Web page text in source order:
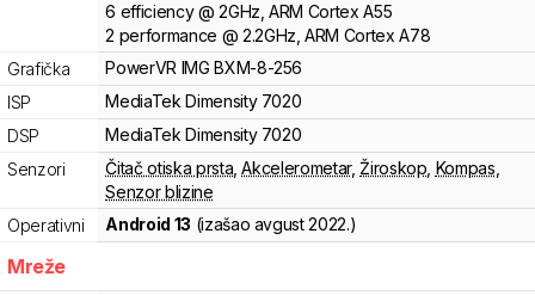
6 efficiency @ 2GHz,ARM Cortex A55
2 performance @ 2.2GHz,ARM Cortex A78
Grafička
PowerVR IMG BXM-8-256
ISP
MediaTek Dimensity 7020
DSP
MediaTek Dimensity 7020
Senzori
Čitač otiska prsta ,Akcelerometar,Žiroskop Kompas
Senzor blizine
Operativni
Android 13 (izašao avgust 2022.)
Mreže